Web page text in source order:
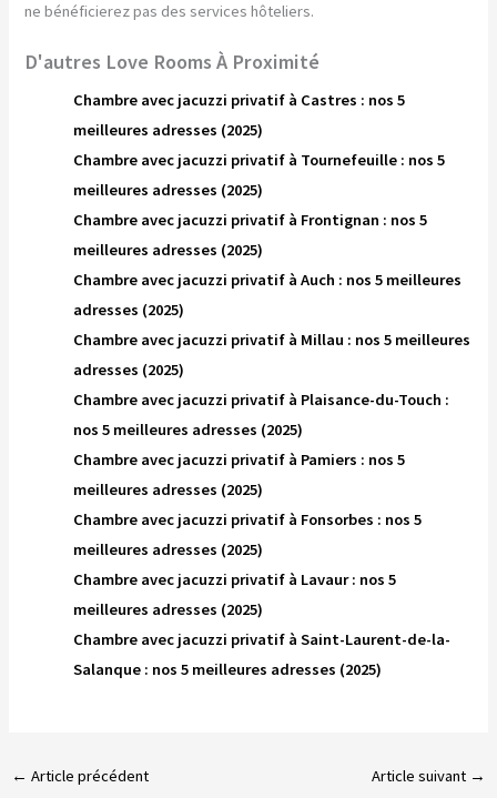
ne bénéficierez pas des services hôteliers.
D'autres Love Rooms À Proximité
Chambre avec jacuzzi privatif à Castres : nos 5
meilleures adresses (2025)
Chambre avec jacuzzi privatif à Tournefeuille : nos 5
meilleures adresses (2025)
Chambre avec jacuzzi privatif à Frontignan : nos 5
meilleures adresses (2025)
Chambre avec jacuzzi privatif à Auch : nos 5 meilleures
adresses (2025)
Chambre avec jacuzzi privatif à Millau : nos 5 meilleures
adresses (2025)
Chambre avec jacuzzi privatif à Plaisance-du-Touch :
nos 5 meilleures adresses (2025)
Chambre avec jacuzzi privatif à Pamiers : nos 5
meilleures adresses (2025)
Chambre avec jacuzzi privatif à Fonsorbes : nos 5
meilleures adresses (2025)
Chambre avec jacuzzi privatif à Lavaur : nos 5
meilleures adresses (2025)
Chambre avec jacuzzi privatif à Saint-Laurent-de-la-
Salanque : nos 5 meilleures adresses (2025)
← Article précédent Article suivant →